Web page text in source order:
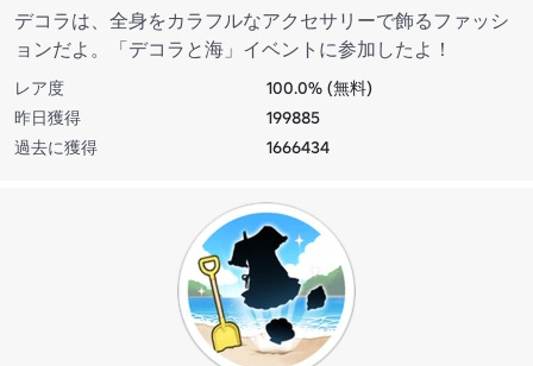
デコラは、全身をカラフルなアクセサリーで飾るファッシ
ョンだよ。「デコラと海」イベントに参加したよ！
レア度
100.0% (無料)
昨日獲得
199885
過去に獲得
1666434